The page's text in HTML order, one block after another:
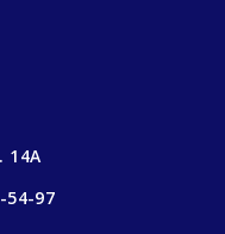
14А
54-97